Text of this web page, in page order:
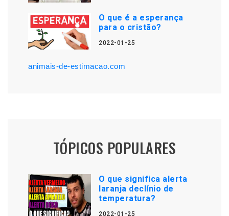
O que é a esperança
para o cristão?
2022-01-25
animais-de-estimacao.com
TÓPICOS POPULARES
O que significa alerta
laranja declínio de
temperatura?
2022-01-25